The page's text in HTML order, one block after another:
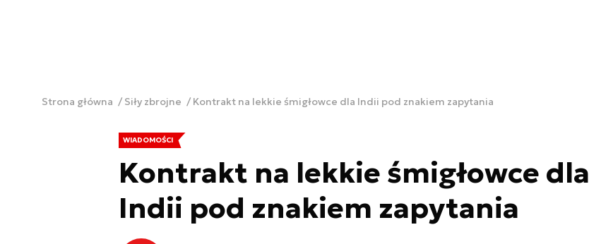
Strona główna Siły zbrojne Kontrakt na lekkie śmigłowce dla Indii pod znakiem zapytania
WIADOMOŚCI
Kontrakt na lekkie śmigłowce dla
Indii pod znakiem zapytania